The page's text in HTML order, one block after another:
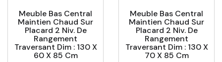
Meuble Bas Central
Maintien Chaud Sur
Placard 2 Niv. De
Rangement
Traversant Dim : 130 X
60 X 85 Cm
Meuble Bas Central
Maintien Chaud Sur
Placard 2 Niv. De
Rangement
Traversant Dim : 130 X
70 X 85 Cm